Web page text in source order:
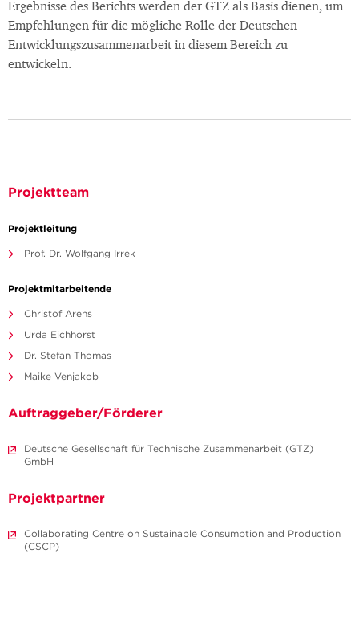
Ergebnisse des Berichts werden der GTZ als Basis dienen, um
Empfehlungen für die mögliche Rolle der Deutschen
Entwicklungszusammenarbeit in diesem Bereich zu
entwickeln.
Projektteam
Projektleitung
Prof. Dr. Wolfgang Irrek
Projektmitarbeitende
Christof Arens
Urda Eichhorst
Dr. Stefan Thomas
Maike Venjakob
Auftraggeber/Förderer
Deutsche Gesellschaft für Technische Zusammenarbeit (GTZ)
GmbH
Projektpartner
Collaborating Centre on Sustainable Consumption and Production
(CSCP)